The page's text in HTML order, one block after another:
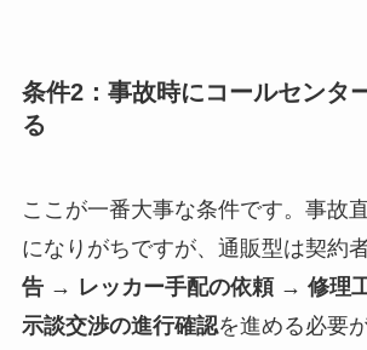
条件2：事故時にコールセンタ
る
ここが一番大事な条件です。事故
になりがちですが、通販型は契約
告 → レッカー手配の依頼 → 修理
示談交渉の進行確認を進める必要